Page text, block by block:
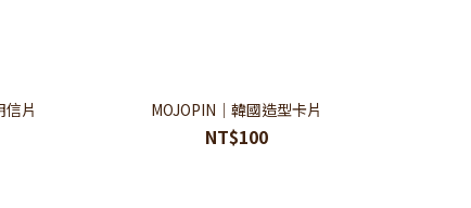
信片 MOJOPIN｜韓國造型卡片
NT$100